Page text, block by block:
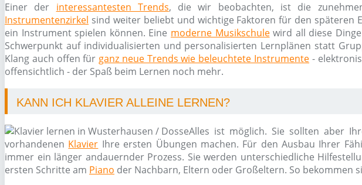
Einer der interessantesten Trends, die wir beobachten, ist die
Instrumentenzirkel sind weiter beliebt und wichtige Faktoren für den späteren
ein Instrument spielen können. Eine moderne Musikschulewird all diese
Schwerpunkt auf individualisierten und personalisierten Lernplänen statt
Klang auch offen für ganz neue Trends wie beleuchtete Instrumente -
offensichtlich - der Spaß beim Lernen noch mehr.
KANN ICH KLAVIER ALLEINE LERNEN?
Alles ist möglich. Sie sollten aber
vorhandenen Klavier Ihre ersten Übungen machen. Für den Ausbau Ihrer
immer ein länger andauernder Prozess. Sie werden unterschiedliche
ersten Schritte am Piano der Nachbarn, Eltern oder Großeltern. So bekommen